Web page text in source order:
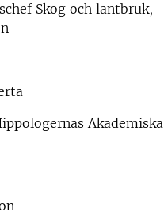
Skog och lantbruk,
Akademiska